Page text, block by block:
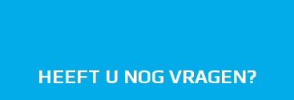
HEEFT U NOG VRAGEN?